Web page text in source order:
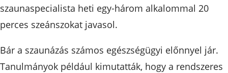
szaunaspecialista heti egy-három alkalommal 20
perces szeánszokat javasol.
Bár a szaunázás számos egészségügyi előnnyel jár.
Tanulmányok például kimutatták, hogy a rendszeres